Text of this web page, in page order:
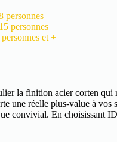
personnes
personnes
et +
la finition acier corten qui
une réelle plus-value à vos
convivial. En choisissant